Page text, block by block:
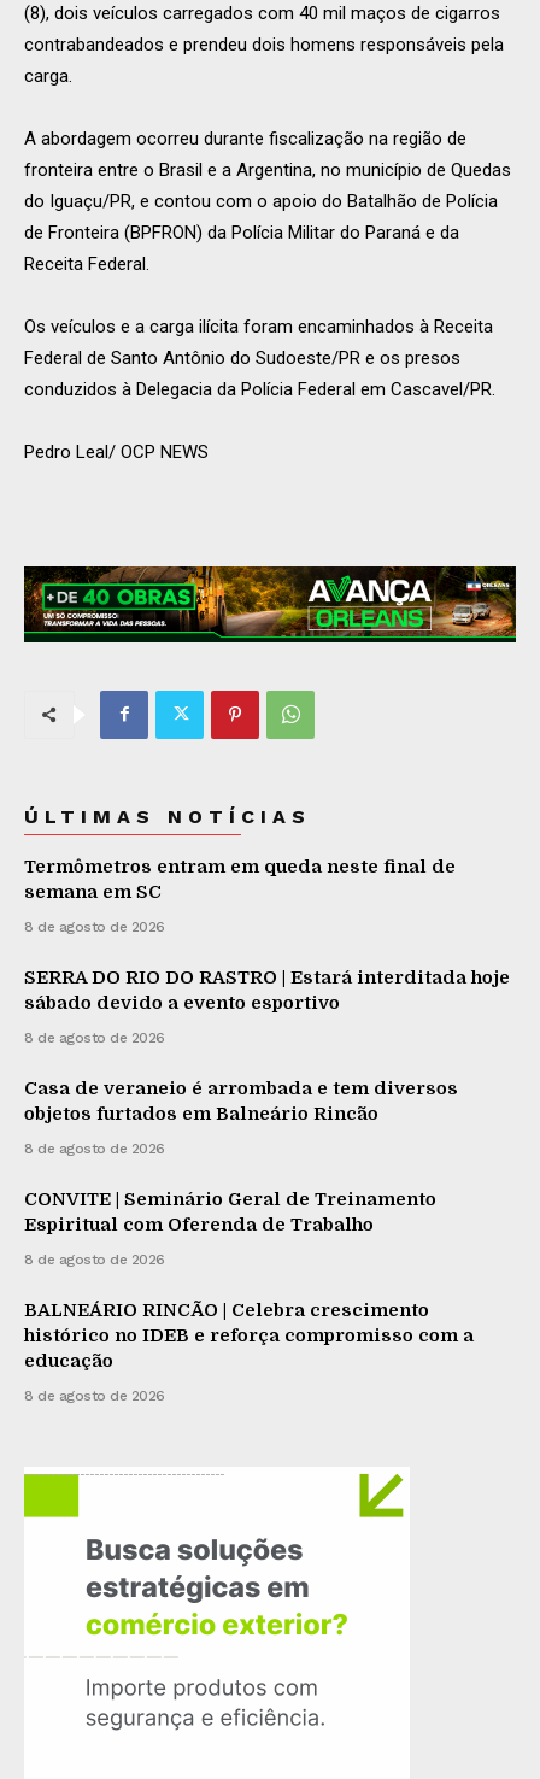
(8), dois veículos carregados com 40 mil maços de cigarros
contrabandeados e prendeu dois homens responsáveis pela
carga.
A abordagem ocorreu durante fiscalização na região de
fronteira entre o Brasil e a Argentina, no município de Quedas
do Iguaçu/PR, e contou com o apoio do Batalhão de Polícia
de Fronteira (BPFRON) da Polícia Militar do Paraná e da
Receita Federal.
Os veículos e a carga ilícita foram encaminhados à Receita
Federal de Santo Antônio do Sudoeste/PR e os presos
conduzidos à Delegacia da Polícia Federal em Cascavel/PR.
Pedro Leal/ OCP NEWS
ÚLTIMAS NOTÍCIAS
Termômetros entram em queda neste final de
semana em SC
8 de agosto de 2026
SERRA DO RIO DO RASTRO | Estará interditada hoje
sábado devido a evento esportivo
8 de agosto de 2026
Casa de veraneio é arrombada e tem diversos
objetos furtados em Balneário Rincão
8 de agosto de 2026
CONVITE | Seminário Geral de Treinamento
Espiritual com Oferenda de Trabalho
8 de agosto de 2026
BALNEÁRIO RINCÃO | Celebra crescimento
histórico no IDEB e reforça compromisso com a
educação
8 de agosto de 2026